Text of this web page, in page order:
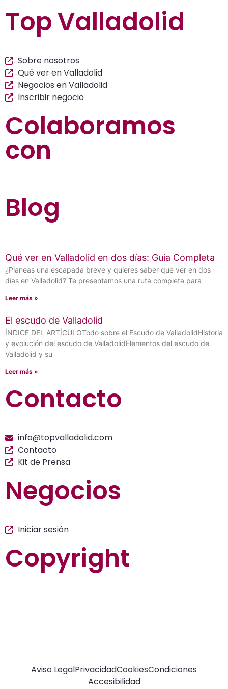
Top Valladolid
Sobre nosotros
Qué ver en Valladolid
Negocios en Valladolid
Inscribir negocio
Colaboramos
con
Blog
Qué ver en Valladolid en dos días: Guía Completa
¿Planeas una escapada breve y quieres saber qué ver en dos
días en Valladolid? Te presentamos una ruta completa para
Leer más »
El escudo de Valladolid
ÍNDICE DEL ARTÍCULOTodo sobre el Escudo de ValladolidHistoria
y evolución del escudo de ValladolidElementos del escudo de
Valladolid y su
Leer más »
Contacto
info@topvalladolid.com
Contacto
Kit de Prensa
Negocios
Iniciar sesión
Copyright
Aviso LegalPrivacidadCookiesCondiciones
Accesibilidad